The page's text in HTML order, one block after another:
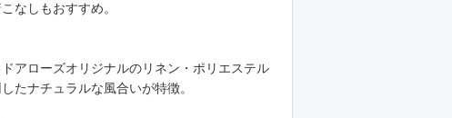
こなしもおすすめ。
アローズオリジナルのリネン・ポリエステル
たナチュラルな風合いが特徴。